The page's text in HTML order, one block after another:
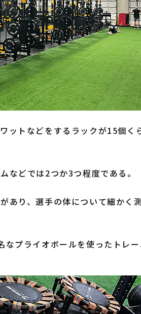
ットなどをするラックが15個く
などでは2つか3つ程度である。
あり、選手の体について細かく
プライオボールを使ったトレ